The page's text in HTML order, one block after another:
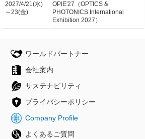
2027/4/21(水)
～23(金)
OPIE'27（OPTICS &
PHOTONICS International
Exhibition 2027）
ワールドパートナー
会社案内
サステナビリティ
プライバシーポリシー
Company Profile
よくあるご質問